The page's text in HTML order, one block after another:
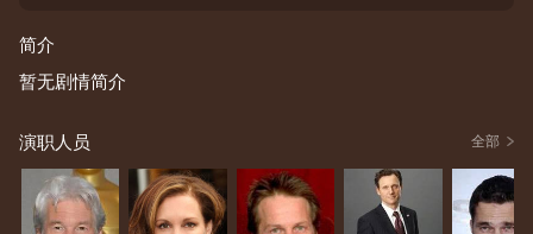
简介
暂无剧情简介
演职人员 全部